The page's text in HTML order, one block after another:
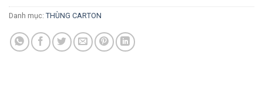
Danh mục: THÙNG CARTON